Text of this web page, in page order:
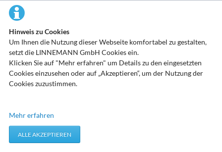
Hinweis zu Cookies
Um Ihnen die Nutzung dieser Webseite komfortabel zu gestalten,
setzt die LINNEMANN GmbH Cookies ein.
Klicken Sie auf "Mehr erfahren" um Details zu den eingesetzten
Cookies einzusehen oder auf „Akzeptieren“, um der Nutzung der
Cookies zuzustimmen.
Technisch erforderliche Cookies
werden verwendet um von Ihnen getätigte Aktionen, wie etwa das
Festlegen Ihrer Datenschutzeinstellungen zu übernehmen.
Mehr erfahren
ALLE AKZEPTIEREN